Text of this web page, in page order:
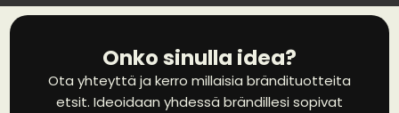
Onko sinulla idea?
Ota yhteyttä ja kerro millaisia brändituotteita
etsit. Ideoidaan yhdessä brändillesi sopivat